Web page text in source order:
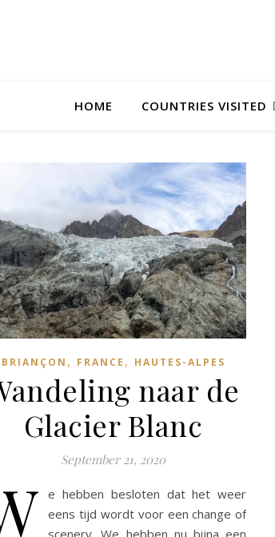
HOME COUNTRIES VISITED
BRIANÇON , FRANCE , HAUTES-ALPES
naar de
Glacier Blanc
September 21, 2020
e hebben besloten dat het weer
eens tijd wordt voor een change of
scenery. We hebben nu bijna een